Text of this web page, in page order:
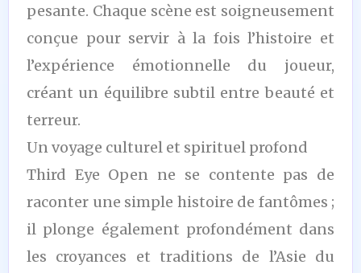
pesante. Chaque scène est soigneusement
conçue pour servir à la fois l’histoire et
l’expérience émotionnelle du joueur,
créant un équilibre subtil entre beauté et
terreur.
Un voyage culturel et spirituel profond
Third Eye Open ne se contente pas de
raconter une simple histoire de fantômes ;
il plonge également profondément dans
les croyances et traditions de l’Asie du